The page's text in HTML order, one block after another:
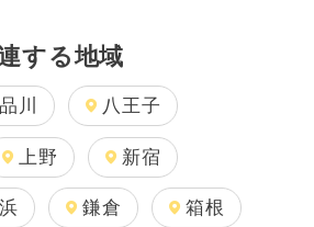
する地域
品川 八王子
上野 新宿
鎌倉 箱根